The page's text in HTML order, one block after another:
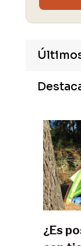
¿Es